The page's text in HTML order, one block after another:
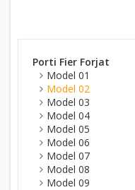
Porti Fier Forjat
Model 01
Model 02
Model 03
Model 04
Model 05
Model 06
Model 07
Model 08
Model 09